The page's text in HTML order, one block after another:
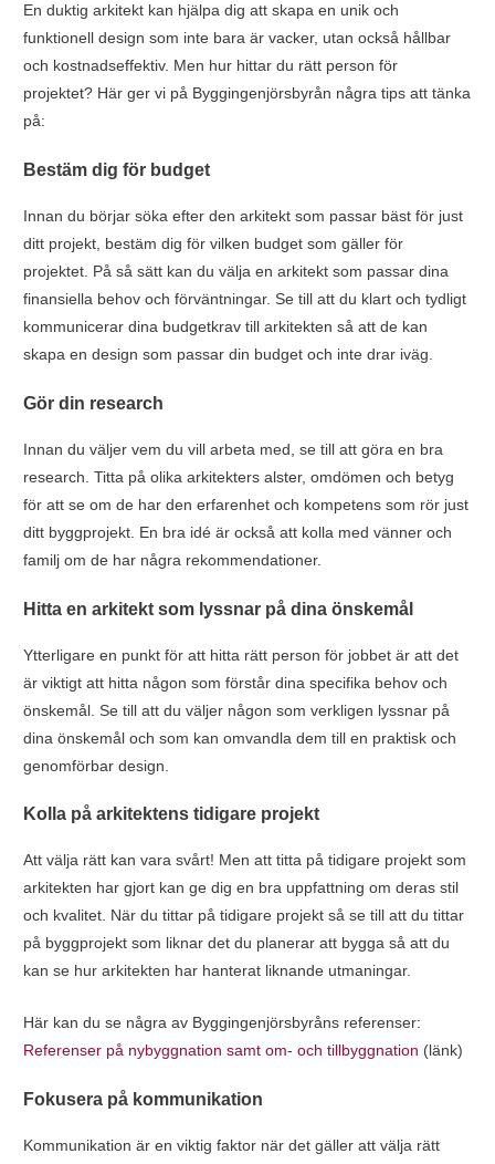
En duktig arkitekt kan hjälpa dig att skapa en unik och
funktionell design som inte bara är vacker, utan också hållbar
och kostnadseffektiv. Men hur hittar du rätt person för
projektet? Här ger vi på Byggingenjörsbyrån några tips att tänka
på:
Bestäm dig för budget
Innan du börjar söka efter den arkitekt som passar bäst för just
ditt projekt, bestäm dig för vilken budget som gäller för
projektet. På så sätt kan du välja en arkitekt som passar dina
finansiella behov och förväntningar. Se till att du klart och tydligt
kommunicerar dina budgetkrav till arkitekten så att de kan
skapa en design som passar din budget och inte drar iväg.
Gör din research
Innan du väljer vem du vill arbeta med, se till att göra en bra
research. Titta på olika arkitekters alster, omdömen och betyg
för att se om de har den erfarenhet och kompetens som rör just
ditt byggprojekt. En bra idé är också att kolla med vänner och
familj om de har några rekommendationer.
Hitta en arkitekt som lyssnar på dina önskemål
Ytterligare en punkt för att hitta rätt person för jobbet är att det
är viktigt att hitta någon som förstår dina specifika behov och
önskemål. Se till att du väljer någon som verkligen lyssnar på
dina önskemål och som kan omvandla dem till en praktisk och
genomförbar design.
Kolla på arkitektens tidigare projekt
Att välja rätt kan vara svårt! Men att titta på tidigare projekt som
arkitekten har gjort kan ge dig en bra uppfattning om deras stil
och kvalitet. När du tittar på tidigare projekt så se till att du tittar
på byggprojekt som liknar det du planerar att bygga så att du
kan se hur arkitekten har hanterat liknande utmaningar.
Här kan du se några av Byggingenjörsbyråns referenser:
Referenser på nybyggnation samt om- och tillbyggnation (länk)
Fokusera på kommunikation
Kommunikation är en viktig faktor när det gäller att välja rätt